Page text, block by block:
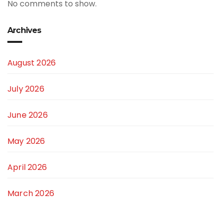
No comments to show.
Archives
August 2026
July 2026
June 2026
May 2026
April 2026
March 2026